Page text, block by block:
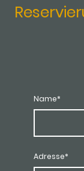
Name*
Adresse*